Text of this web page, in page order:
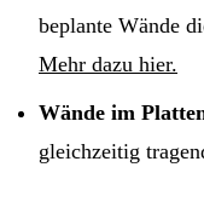
beplante Wände
Mehr dazu hier.
Wände im
gleichzeitig